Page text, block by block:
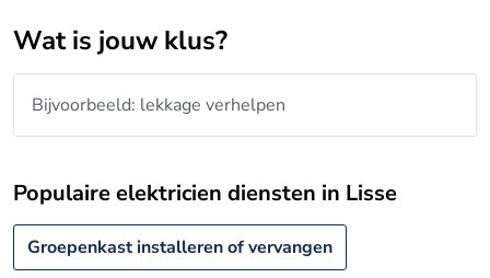
Wat is jouw klus?
Populaire elektricien diensten in Lisse
Groepenkast installeren of vervangen